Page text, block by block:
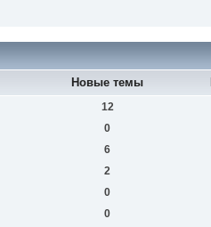
Новые темы
12
0
6
2
0
0